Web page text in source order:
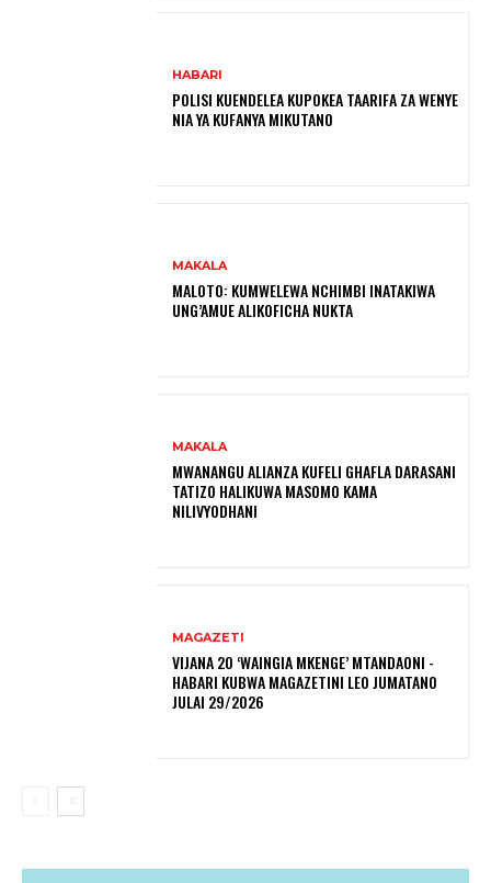
HABARI
POLISI KUENDELEA KUPOKEA TAARIFA ZA WENYE
NIA YA KUFANYA MIKUTANO
MAKALA
MALOTO: KUMWELEWA NCHIMBI INATAKIWA
UNG’AMUE ALIKOFICHA NUKTA
MAKALA
MWANANGU ALIANZA KUFELI GHAFLA DARASANI
TATIZO HALIKUWA MASOMO KAMA
NILIVYODHANI
MAGAZETI
VIJANA 20 ‘WAINGIA MKENGE’ MTANDAONI -
HABARI KUBWA MAGAZETINI LEO JUMATANO
JULAI 29/2026